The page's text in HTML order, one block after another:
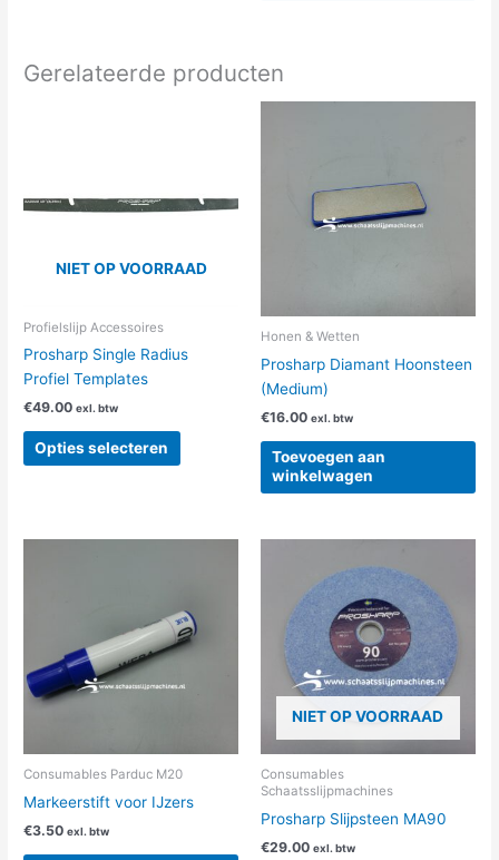
Gerelateerde producten
NIET OP VOORRAAD
Profielslijp Accessoires
Prosharp Single Radius
Profiel Templates
€49.00 exl. btw
Opties selecteren
variaties.
optie
op
Honen & Wetten
Prosharp Diamant Hoonsteen
(Medium)
€16.00 exl. btw
Toevoegen aan
winkelwagen
Consumables Parduc M20
Markeerstift voor IJzers
€3.50 exl. btw
NIET OP VOORRAAD
Consumables
Schaatsslijpmachines
Prosharp Slijpsteen MA90
€29.00 exl. btw